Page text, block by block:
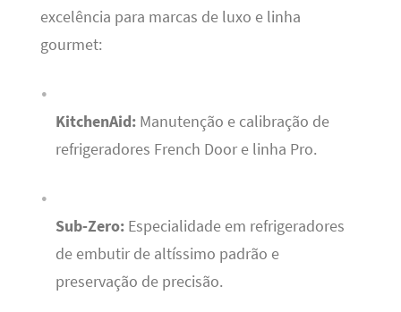
excelência para marcas de luxo e linha
gourmet:
KitchenAid:Manutenção e calibração de
refrigeradores French Door e linha Pro.
Sub-Zero:Especialidade em refrigeradores
de embutir de altíssimo padrão e
preservação de precisão.